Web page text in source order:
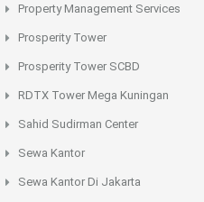
Property Management Services
Prosperity Tower
Prosperity Tower SCBD
RDTX Tower Mega Kuningan
Sahid Sudirman Center
Sewa Kantor
Sewa Kantor Di Jakarta